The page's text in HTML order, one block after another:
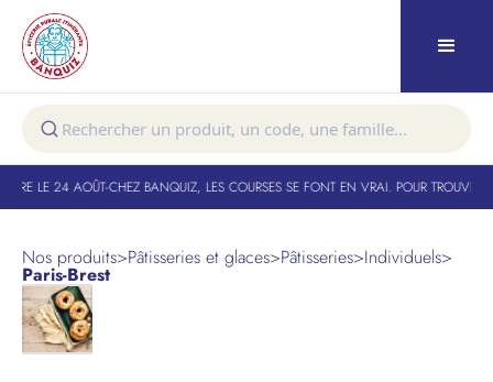
LE 24 AOÛT-CHEZ BANQUIZ, LES COURSES SE FONT EN VRAI. POUR TROUVER
Nos produits>Pâtisseries et glaces>Pâtisseries>Individuels>
Paris-Brest